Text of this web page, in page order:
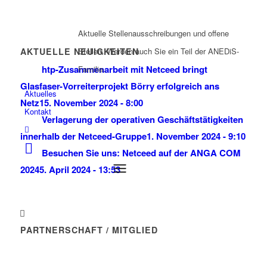
Aktuelle Stellenausschreibungen und offene
Stellen. Werden auch Sie ein Teil der ANEDiS-
Familie.
Aktuelles
Kontakt
AKTUELLE NEUIGKEITEN
htp-Zusammenarbeit mit Netceed bringt
Glasfaser-Vorreiterprojekt Börry erfolgreich ans
Netz15. November 2024 - 8:00
Verlagerung der operativen Geschäftstätigkeiten
innerhalb der Netceed-Gruppe1. November 2024 - 9:10
Besuchen Sie uns: Netceed auf der ANGA COM
20245. April 2024 - 13:53
PARTNERSCHAFT / MITGLIED